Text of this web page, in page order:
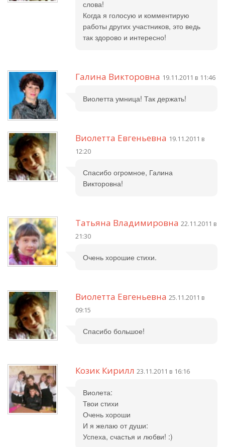
слова!
Когда я голосую и комментирую
работы других участников, это ведь
так здорово и интересно!
Галина Викторовна 19.11.2011 в 11:46
Виолетта умница! Так держать!
Виолетта Евгеньевна 19.11.2011 в
12:20
Спасибо огромное, Галина
Викторовна!
Татьяна Владимировна 22.11.2011 в
21:30
Очень хорошие стихи.
Виолетта Евгеньевна 25.11.2011 в
09:15
Спасибо большое!
Козик Кирилл 23.11.2011 в 16:16
Виолета:
Твои стихи
Очень хороши
И я желаю от души:
Успеха, счастья и любви! :)